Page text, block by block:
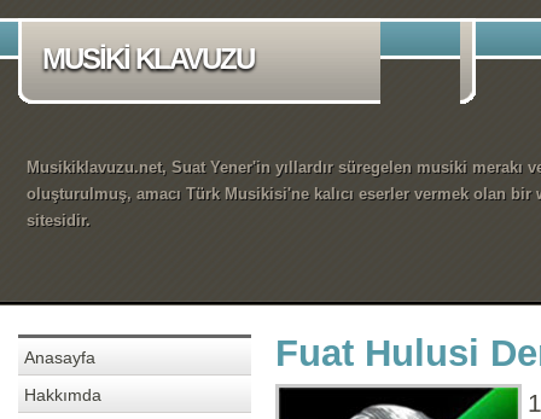
MUSİKİ KLAVUZU
Musikiklavuzu.net, Suat Yener'in yıllardır süregelen musiki merakı
oluşturulmuş, amacı Türk Musikisi'ne kalıcı eserler vermek olan bir
sitesidir.
Anasayfa
Hakkımda
Fuat Hulusi